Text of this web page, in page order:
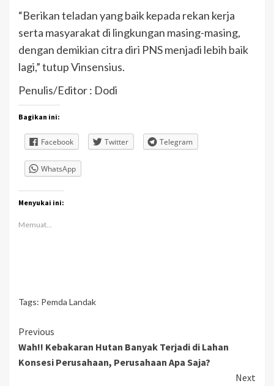
“Berikan teladan yang baik kepada rekan kerja
serta masyarakat di lingkungan masing-masing,
dengan demikian citra diri PNS menjadi lebih baik
lagi,” tutup Vinsensius.
Penulis/Editor : Dodi
Bagikan ini:
Facebook Twitter Telegram
WhatsApp
Menyukai ini:
Memuat...
Tags: Pemda Landak
Continue
Reading
Previous
Wah!! Kebakaran Hutan Banyak Terjadi di Lahan
Konsesi Perusahaan, Perusahaan Apa Saja?
Next